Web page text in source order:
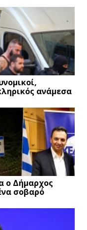
ανάμεσα
ο Δήμαρχος
σοβαρό